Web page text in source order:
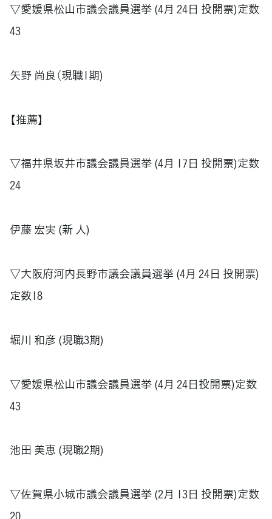
▽愛媛県松山市議会議員選挙 (4月 24日 投開票)定数
43
矢野 尚良（現職1期)
【推薦】
▽福井県坂井市議会議員選挙 (4月 17日 投開票)定数
24
伊藤 宏実 (新 人)
▽大阪府河内長野市議会議員選挙 (4月 24日 投開票)
定数18
堀川 和彦 (現職3期)
▽愛媛県松山市議会議員選挙 (4月 24日投開票)定数
43
池田 美恵 (現職2期)
▽佐賀県小城市議会議員選挙 (2月 13日 投開票)定数